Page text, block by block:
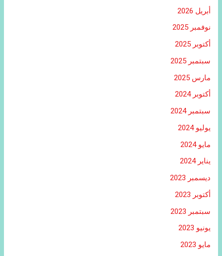
أبريل 2026
نوفمبر 2025
أكتوبر 2025
سبتمبر 2025
مارس 2025
أكتوبر 2024
سبتمبر 2024
يوليو 2024
مايو 2024
يناير 2024
ديسمبر 2023
أكتوبر 2023
سبتمبر 2023
يونيو 2023
مايو 2023